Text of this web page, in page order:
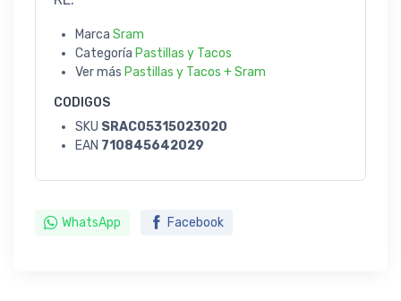
Marca Sram
Categoría Pastillas y Tacos
Ver más Pastillas y Tacos + Sram
CODIGOS
SKU SRAC05315023020
EAN 710845642029
WhatsApp Facebook